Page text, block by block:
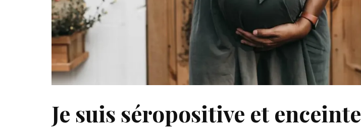
Je suis séropositive et enceinte